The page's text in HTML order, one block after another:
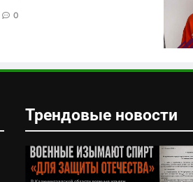
0
Трендовые новости